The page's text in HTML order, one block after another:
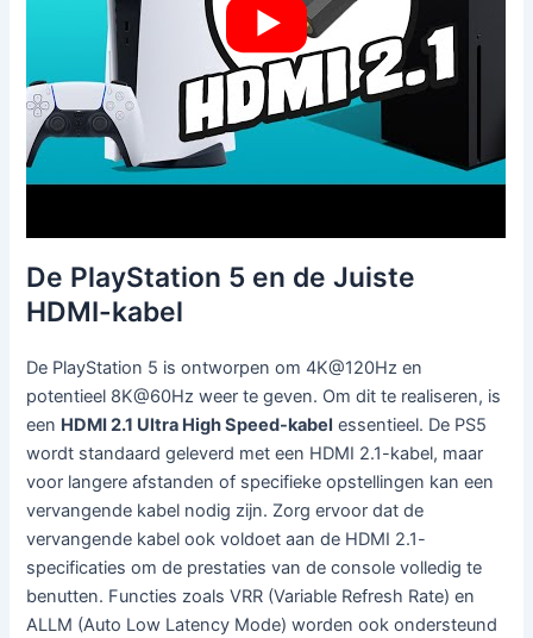
De PlayStation 5 en de Juiste
HDMI-kabel
De PlayStation 5 is ontworpen om 4K@120Hz en
potentieel 8K@60Hz weer te geven. Om dit te realiseren, is
een HDMI 2.1 Ultra High Speed-kabel essentieel. De PS5
wordt standaard geleverd met een HDMI 2.1-kabel, maar
voor langere afstanden of specifieke opstellingen kan een
vervangende kabel nodig zijn. Zorg ervoor dat de
vervangende kabel ook voldoet aan de HDMI 2.1-
specificaties om de prestaties van de console volledig te
benutten. Functies zoals VRR (Variable Refresh Rate) en
ALLM (Auto Low Latency Mode) worden ook ondersteund